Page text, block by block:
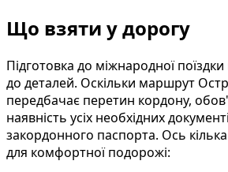
Що взяти у дорогу
Підготовка до міжнародної
до деталей. Оскільки маршрут
передбачає перетин кордону,
наявність усіх необхідних
закордонного паспорта. Ось
для комфортної подорожі: